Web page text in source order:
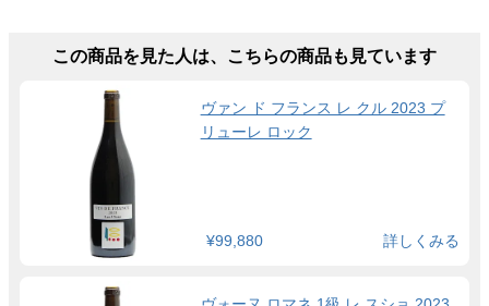
この商品を見た人は、こちらの商品も見ています
ヴァン ド フランス レ クル 2023 プ
リューレ ロック
¥99,880 詳しくみる